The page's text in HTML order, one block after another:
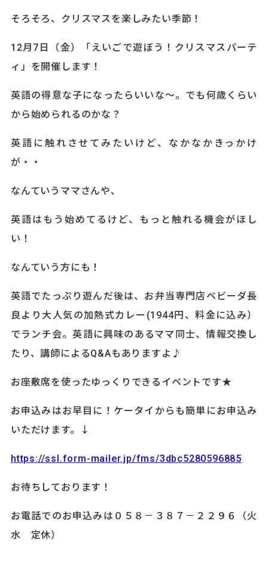
そろそろ、クリスマスを楽しみたい季節！
12月7日（金）「えいごで遊ぼう！クリスマスパーテ
ィ」を開催します！
英語の得意な子になったらいいな～。でも何歳くらい
から始められるのかな？
英語に触れさせてみたいけど、なかなかきっかけ
が・・
なんていうママさんや、
英語はもう始めてるけど、もっと触れる機会がほし
い！
なんていう方にも！
英語でたっぷり遊んだ後は、お弁当専門店ベビーダ長
良より大人気の加熱式カレー(1944円、料金に込み）
でランチ会。英語に興味のあるママ同士、情報交換し
たり、講師によるQ&Aもありますよ♪
お座敷席を使ったゆっくりできるイベントです★
お申込みはお早目に！ケータイからも簡単にお申込み
いただけます。↓
https://ssl.form-mailer.jp/fms/3dbc5280596885
お待ちしております！
お電話でのお申込みは０５８－３８７－２２９６（火
水 定休）